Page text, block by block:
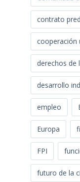
contrato
cooperación
derechos de
desarrollo
empleo
Europa
FPI
futuro de la